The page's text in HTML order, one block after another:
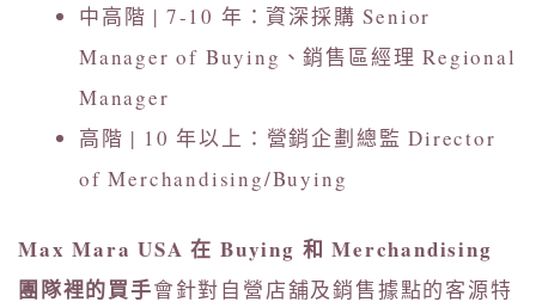
中高階 | 7-10 年：資深採購 Senior
Manager of Buying、銷售區經理 Regional
Manager
高階 | 10 年以上：營銷企劃總監 Director
of Merchandising/Buying
Max Mara USA 在 Buying 和 Merchandising
團隊裡的買手會針對自營店舖及銷售據點的客源特